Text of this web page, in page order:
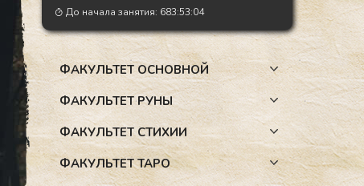
До начала занятия: 683:53:03
ФАКУЛЬТЕТ ОСНОВНОЙ
ФАКУЛЬТЕТ РУНЫ
ФАКУЛЬТЕТ СТИХИИ
ФАКУЛЬТЕТ ТАРО